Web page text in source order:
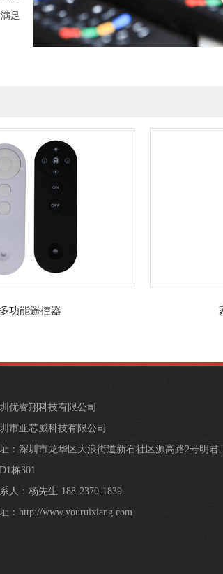
足
多功能遥控器
优睿翔科技有限公司
市亚芯威科技有限公司
：深圳市龙华区大浪街道新石社区源高路2号明君
栋301
人：杨先生 188-2370-1839
：http://www.youruixiang.com